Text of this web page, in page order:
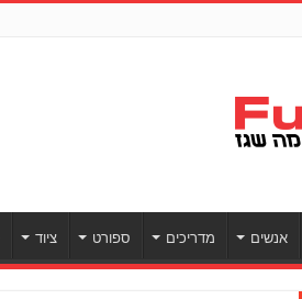
אנשים מדריכים ספורט ציוד